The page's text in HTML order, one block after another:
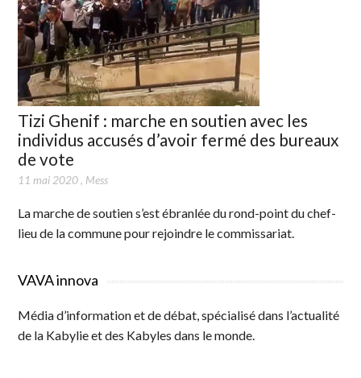
Tizi Ghenif : marche en soutien avec les
individus accusés d’avoir fermé des bureaux
de vote
11 mai 2020, Mess
La marche de soutien s’est ébranlée du rond-point du chef-
lieu de la commune pour rejoindre le commissariat.
VAVA innova
Média d’information et de débat, spécialisé dans l’actualité
de la Kabylie et des Kabyles dans le monde.